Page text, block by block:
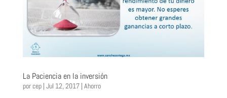
La Paciencia en la inversión
porcep| Jul 12, 2017| Ahorro